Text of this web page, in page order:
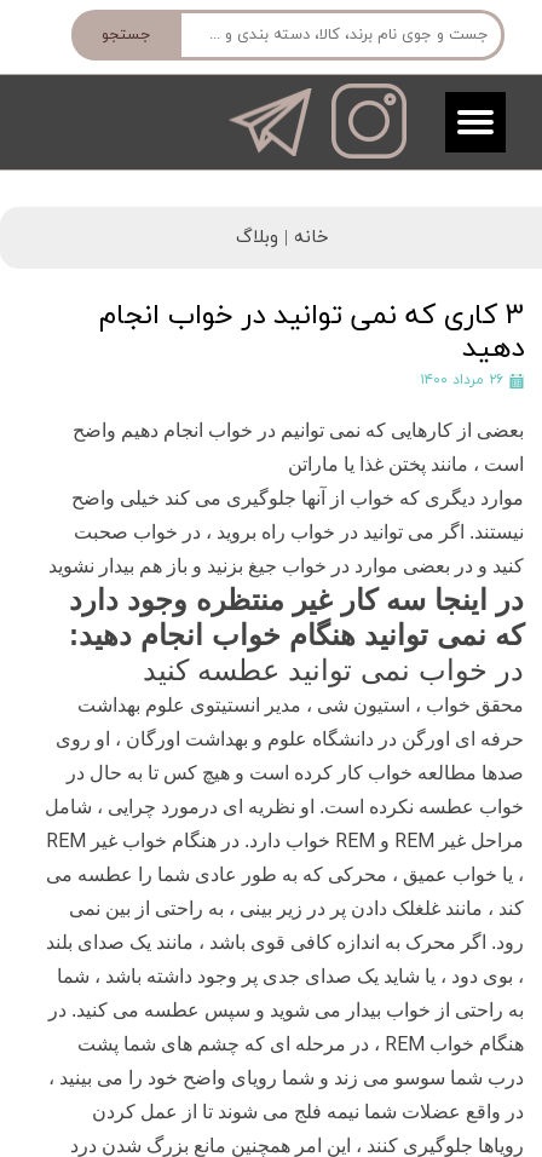
جستجو
خانه | وبلاگ
3 کاری که نمی توانید در خواب انجام
دهید
۲۶ مرداد ۱۴۰۰
بعضی از کارهایی که نمی توانیم در خواب انجام دهیم واضح
است ، مانند پختن غذا یا ماراتن
موارد دیگری که خواب از آنها جلوگیری می کند خیلی واضح
نیستند. اگر می توانید در خواب راه بروید ، در خواب صحبت
کنید و در بعضی موارد در خواب جیغ بزنید و باز هم بیدار نشوید
در اینجا سه ​​کار غیر منتظره وجود دارد
که نمی توانید هنگام خواب انجام دهید:
در خواب نمی توانید عطسه کنید
محقق خواب ، استیون شی ، مدیر انستیتوی علوم بهداشت
حرفه ای اورگن در دانشگاه علوم و بهداشت اورگان ، او روی
صدها مطالعه خواب کار کرده است و هیچ کس تا به حال در
خواب عطسه نکرده است. او نظریه ای درمورد چرایی ، شامل
مراحل غیر REM و REM خواب دارد. در هنگام خواب غیر REM
، یا خواب عمیق ، محرکی که به طور عادی شما را عطسه می
کند ، مانند غلغلک دادن پر در زیر بینی ، به راحتی از بین نمی
رود. اگر محرک به اندازه کافی قوی باشد ، مانند یک صدای بلند
، بوی دود ، یا شاید یک صدای جدی پر وجود داشته باشد ، شما
به راحتی از خواب بیدار می شوید و سپس عطسه می کنید. در
هنگام خواب REM ، در مرحله ای که چشم های شما پشت
درب شما سوسو می زند و شما رویای واضح خود را می بینید ،
در واقع عضلات شما نیمه فلج می شوند تا از عمل کردن
رویاها جلوگیری کنند ، این امر همچنین مانع بزرگ شدن درد